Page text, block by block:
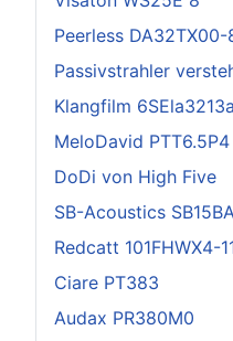
Peerless
Passivstrahler
Klangfilm 6SEla3213a
MeloDavid PTT6.5P4
DoDi von High Five
SB-Acoustics
Redcatt 101FHWX4-
Ciare PT383
Audax PR380M0